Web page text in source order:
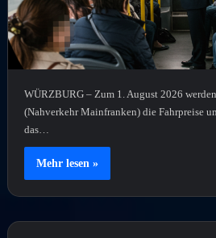
WÜRZBURG – Zum 1. August 2026
(Nahverkehr Mainfranken) die Fahrpreise
das…
Mehr lesen »